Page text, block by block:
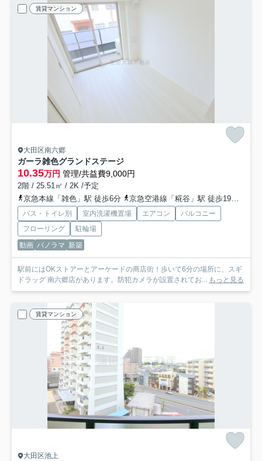
賃貸マンション
大田区南六郷
ガーラ雑色グランドステージ
10.35万円 管理/共益費9,000円
2階 / 25.51㎡ / 2K /予定
京急本線「雑色」駅 徒歩6分
京急空港線「糀谷」駅 徒歩19分
バス・トイレ別 室内洗濯機置場 エアコン
バルコニー
フローリング
駐輪場
動画 パノラマ 新築
駅前にはOKストアーとアーケードの商店街！歩いて6分の場所に、スギ
ドラッグ 南六郷店があります。防犯カメラが設置されてお...
もっと見る
賃貸マンション
大田区池上